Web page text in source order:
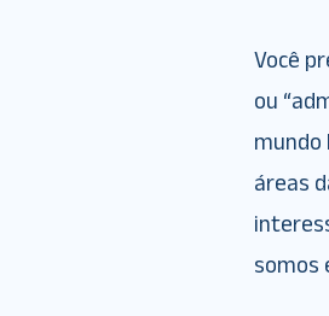
Você
ou
mundo
áreas
somos